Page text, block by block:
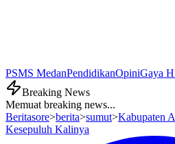
PSMS MedanPendidikanOpiniGaya
Breaking News
Memuat breaking news...
Beritasore>berita>sumut>Kabupaten
Kesepuluh Kalinya